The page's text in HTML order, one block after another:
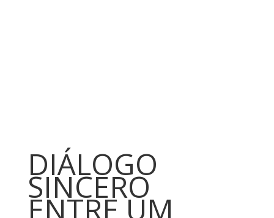
DIÁLOGO
SINCERO
ENTRE UM